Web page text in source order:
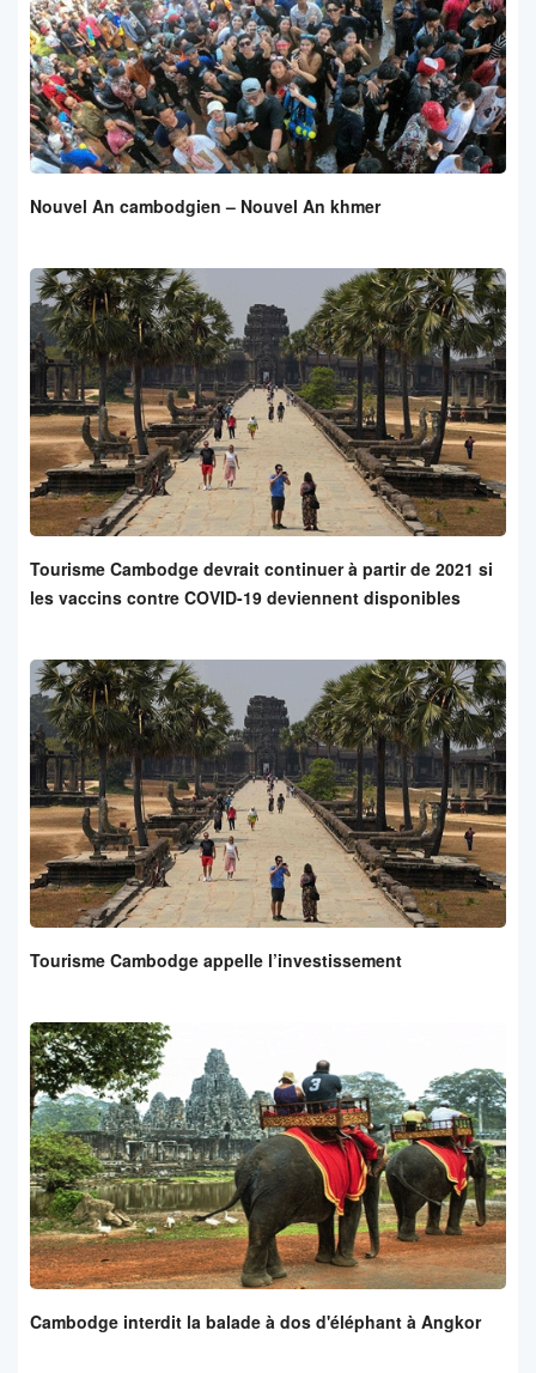
Nouvel An cambodgien – Nouvel An khmer
Tourisme Cambodge devrait continuer à partir de 2021 si
les vaccins contre COVID-19 deviennent disponibles
Tourisme Cambodge appelle l’investissement
Cambodge interdit la balade à dos d'éléphant à Angkor